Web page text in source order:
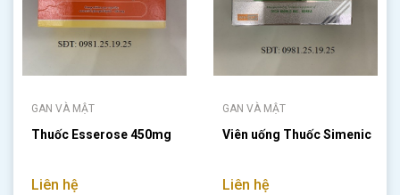
GAN VÀ MẬT
Thuốc Esserose 450mg
Liên hệ
GAN VÀ MẬT
Viên uống Thuốc Simenic
Liên hệ